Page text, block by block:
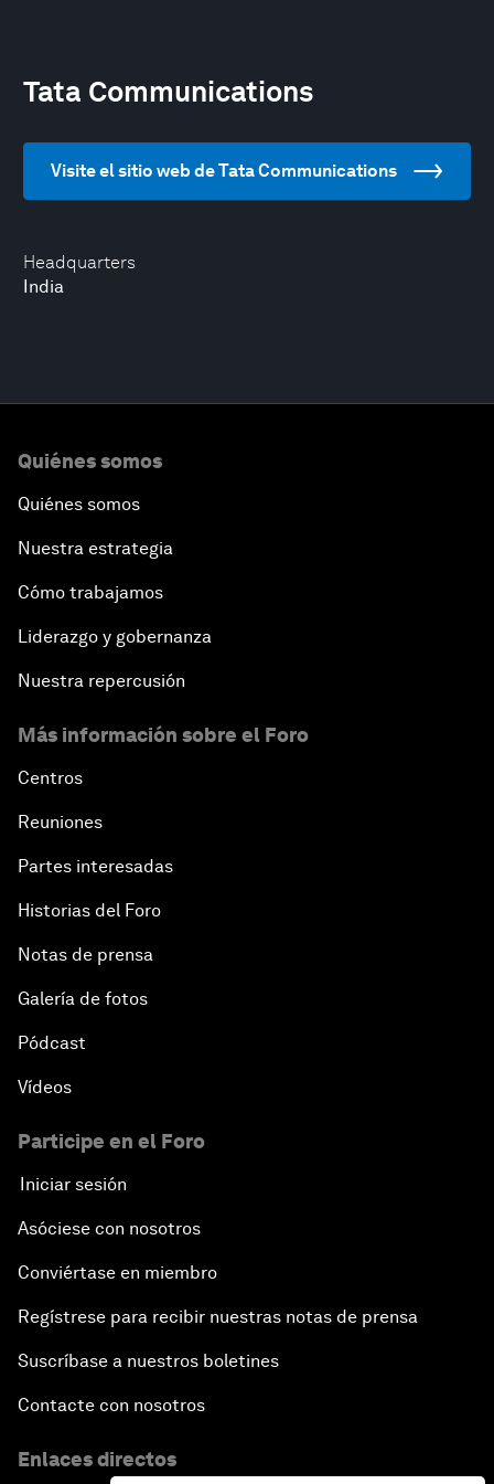
Headquarters
India
Tata Communications
Visite el sitio web de Tata Communications
Quiénes somos
Quiénes somos
Nuestra estrategia
Cómo trabajamos
Liderazgo y gobernanza
Nuestra repercusión
Más información sobre el Foro
Centros
Reuniones
Partes interesadas
Historias del Foro
Notas de prensa
Galería de fotos
Pódcast
Vídeos
Participe en el Foro
Iniciar sesión
Asóciese con nosotros
Conviértase en miembro
Regístrese para recibir nuestras notas de prensa
Suscríbase a nuestros boletines
Contacte con nosotros
Enlaces directos